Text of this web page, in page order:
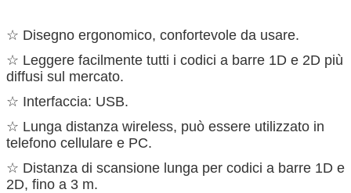
☆ Disegno ergonomico, confortevole da usare.
☆ Leggere facilmente tutti i codici a barre 1D e 2D più
diffusi sul mercato.
☆ Interfaccia: USB.
☆ Lunga distanza wireless, può essere utilizzato in
telefono cellulare e PC.
☆ Distanza di scansione lunga per codici a barre 1D e
2D, fino a 3 m.